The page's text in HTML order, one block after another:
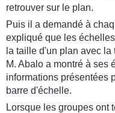
retrouver sur le plan.
Puis il a demandé à
expliqué que les
la taille d'un plan avec
M. Abalo a montré à ses
informations présentées
barre d'échelle.
Lorsque les groupes ont